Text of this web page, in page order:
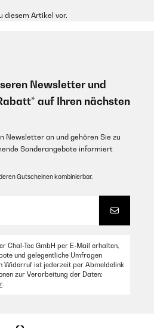
diesem Artikel vor.
Newsletter und
auf Ihren nächsten
Newsletter an und gehören Sie zu
Sonderangebote informiert
Gutscheinen kombinierbar.
Chal-Tec GmbH per E-Mail erhalten,
und gelegentliche Umfragen
Widerruf ist jederzeit per Abmeldelink
zur Verarbeitung der Daten:
.